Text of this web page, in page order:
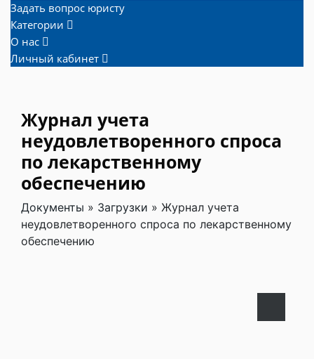
Задать вопрос юристу
Категории
О нас
Личный кабинет
Журнал учета
неудовлетворенного спроса
по лекарственному
обеспечению
Документы » Загрузки » Журнал учета
неудовлетворенного спроса по лекарственному
обеспечению